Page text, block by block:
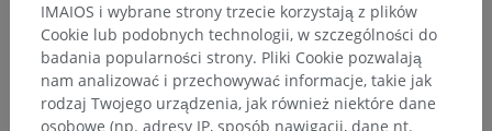
Neuroanatomia człowieka
Tłumaczenia
IMAIOS i wybrane strony trzecie korzystają z plików
Cookie lub podobnych technologii, w szczególności do
badania popularności strony. Pliki Cookie pozwalają
nam analizować i przechowywać informacje, takie jak
rodzaj Twojego urządzenia, jak również niektóre dane
osobowe (np. adresy IP, sposób nawigacji, dane nt.